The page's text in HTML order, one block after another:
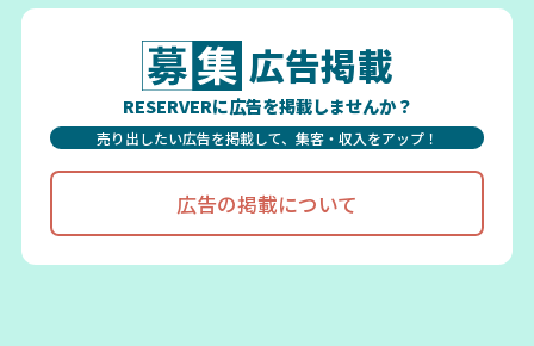
広告掲載
RESERVERに広告を掲載しませんか？
売り出したい広告を掲載して、集客・収入をアップ！
広告の掲載について